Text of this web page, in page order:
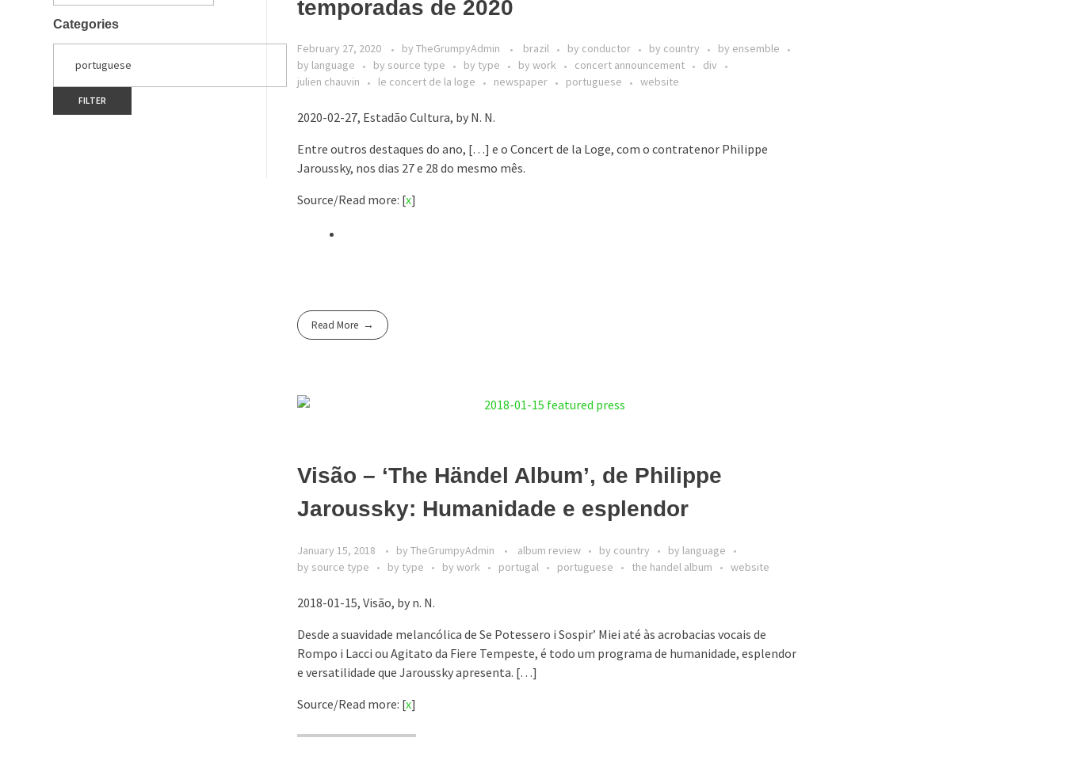
temporadas de 2020
February 27, 2020 by TheGrumpyAdmin brazil by conductor by country
by ensemble
by language
by source type by type by work concert announcement
div
julien chauvin
le concert de la loge newspaper portuguese website
2020-02-27, Estadão Cultura, by N. N.
Entre outros destaques do ano, […] e o Concert de la Loge, com o contratenor Philippe
Jaroussky, nos dias 27 e 28 do mesmo mês.
Source/Read more: [x]
Read More
Visão – ‘The Händel Album’, de Philippe
Jaroussky: Humanidade e esplendor
January 15, 2018 by TheGrumpyAdmin album review by country
by language
by source type
by type by work portugal portuguese the handel album website
2018-01-15, Visão, by n. N.
Desde a suavidade melancólica de Se Potessero i Sospir’ Miei até às acrobacias vocais de
Rompo i Lacci ou Agitato da Fiere Tempeste, é todo um programa de humanidade, esplendor
e versatilidade que Jaroussky apresenta. […]
Source/Read more: [x]
Categories